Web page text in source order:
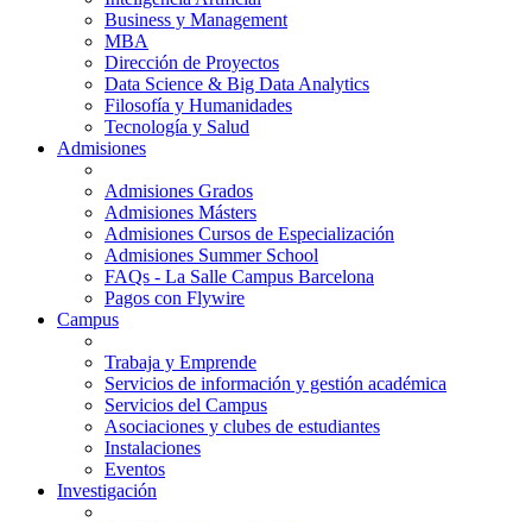
Business y Management
MBA
Dirección de Proyectos
Data Science & Big Data Analytics
Filosofía y Humanidades
Tecnología y Salud
Admisiones
Admisiones Grados
Admisiones Másters
Admisiones Cursos de Especialización
Admisiones Summer School
FAQs - La Salle Campus Barcelona
Pagos con Flywire
Campus
Trabaja y Emprende
Servicios de información y gestión académica
Servicios del Campus
Asociaciones y clubes de estudiantes
Instalaciones
Eventos
Investigación